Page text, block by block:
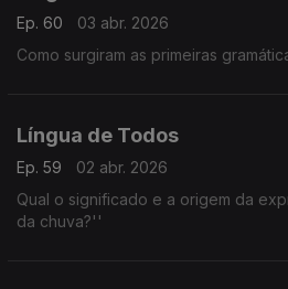
Ep. 60
03 abr. 2026
Como surgiram as primeiras
Língua de Todos
Ep. 59
02 abr. 2026
Qual o significado e a origem da
da chuva?''